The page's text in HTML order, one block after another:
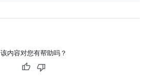
该内容对您有帮助吗？